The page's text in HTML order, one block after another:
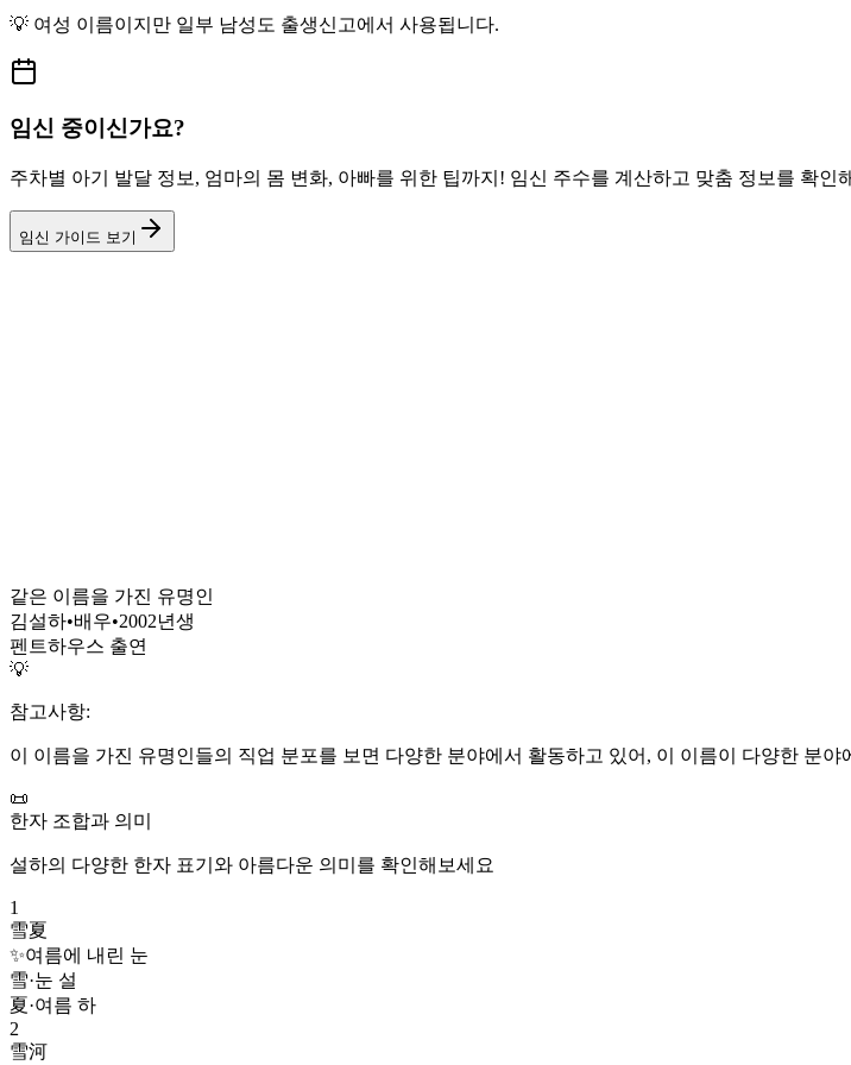
💡 여성 이름이지만 일부 남성도 출생신고에서 사용됩니다.
임신 중이신가요?
주차별 아기 발달 정보, 엄마의 몸 변화, 아빠를 위한 팁까지! 임신 주수를 계산하고 맞춤 정보를 확인
임신 가이드 보기
같은 이름을 가진 유명인
김설하•배우•2002년생
펜트하우스 출연
💡
참고사항:
이 이름을 가진 유명인들의 직업 분포를 보면 다양한 분야에서 활동하고 있어, 이 이름이 다양한 분
📜
한자 조합과 의미
설하의 다양한 한자 표기와 아름다운 의미를 확인해보세요
1
雪夏
✨여름에 내린 눈
雪·눈 설
夏·여름 하
2
雪河